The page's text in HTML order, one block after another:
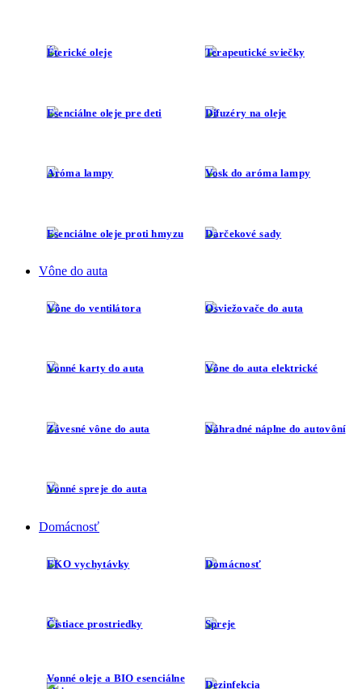
Éterické oleje Terapeutické sviečky
Esenciálne oleje pre deti Difuzéry na oleje
Aróma lampy Vosk do aróma lampy
Esenciálne oleje proti hmyzu Darčekové sady
Vône do auta
Vône do ventilátora Osviežovače do auta
Vonné karty do auta Vône do auta elektrické
Závesné vône do auta Náhradné náplne do autovôní
Vonné spreje do auta
Domácnosť
EKO vychytávky Domácnosť
Čistiace prostriedky Spreje
Vonné oleje a BIO esenciálne
Dezinfekcia